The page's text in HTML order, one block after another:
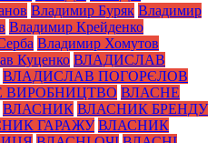
Владимир Буряк Владимир
Владимир Крейденко
Владимир Хомутов
Куценко ВЛАДИСЛАВ
ВЛАДИСЛАВ ПОГОРЄЛОВ
ВИРОБНИЦТВО ВЛАСНЕ
ВЛАСНИК ВЛАСНИК БРЕНДУ
ГАРАЖУ ВЛАСНИК